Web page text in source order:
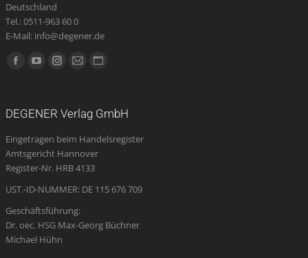
Deutschland
Tel.: 0511-963 60 0
E-Mail: info@degener.de
Finden Sie uns auf:
Facebook
new
window
YouTube
new
window
Instagram
new
window
E-
opens
in
new
Website
new
DEGENER Verlag GmbH
Eingetragen beim Handelsregister
Amtsgericht Hannover
Register-Nr. HRB 4133
UST.-ID-NUMMER: DE 115 676 709
Geschäftsführung:
Dr. oec. HSG Max-Georg Büchner
Michael Hühn